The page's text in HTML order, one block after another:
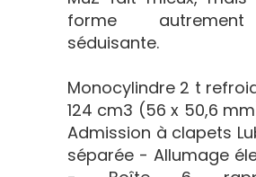
forme
séduisante.
Monocylindre 2 t
124 cm3 (56 x 50,6
Admission à clapets
séparée - Allumage